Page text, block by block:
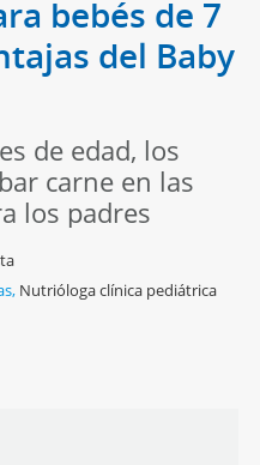
bebés de 7
del Baby
de edad, los
carne en las
los padres
Nutrióloga clínica pediátrica